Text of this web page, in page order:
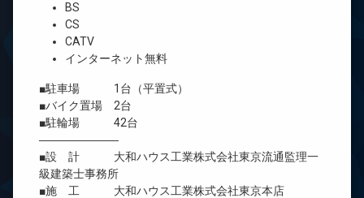
BS
CS
CATV
インターネット無料
■駐車場 1台（平置式）
■バイク置場 2台
■駐輪場 42台
―――――――
■設 計 大和ハウス工業株式会社東京流通監理一
級建築士事務所
■施 工 大和ハウス工業株式会社東京本店